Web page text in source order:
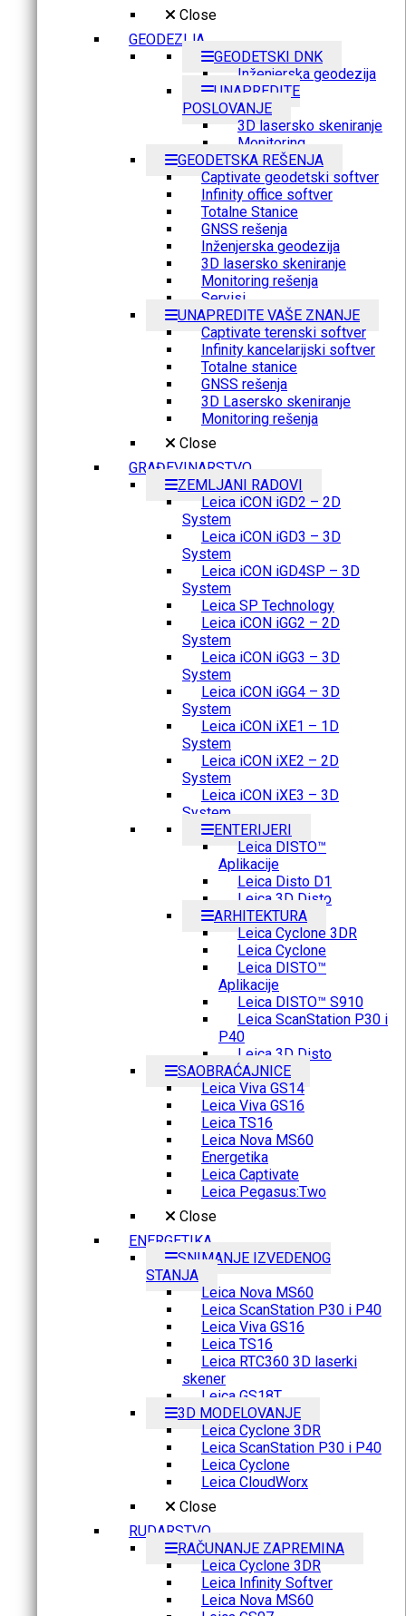
Close
GEODEZIJA
GEODETSKI DNK
Inženjerska geodezija
UNAPREDITE
POSLOVANJE
3D lasersko skeniranje
Monitoring
GEODETSKA REŠENJA
Captivate geodetski softver
Infinity office softver
Totalne Stanice
GNSS rešenja
Inženjerska geodezija
3D lasersko skeniranje
Monitoring rešenja
Servisi
UNAPREDITE VAŠE ZNANJE
Captivate terenski softver
Infinity kancelarijski softver
Totalne stanice
GNSS rešenja
3D Lasersko skeniranje
Monitoring rešenja
Close
GRAĐEVINARSTVO
ZEMLJANI RADOVI
Leica iCON iGD2 – 2D
System
Leica iCON iGD3 – 3D
System
Leica iCON iGD4SP – 3D
System
Leica SP Technology
Leica iCON iGG2 – 2D
System
Leica iCON iGG3 – 3D
System
Leica iCON iGG4 – 3D
System
Leica iCON iXE1 – 1D
System
Leica iCON iXE2 – 2D
System
Leica iCON iXE3 – 3D
System
ENTERIJERI
Leica DISTO™
Aplikacije
Leica Disto D1
Leica 3D Disto
ARHITEKTURA
Leica Cyclone 3DR
Leica Cyclone
Leica DISTO™
Aplikacije
Leica DISTO™ S910
Leica ScanStation P30 i
P40
Leica 3D Disto
SAOBRAĆAJNICE
Leica Viva GS14
Leica Viva GS16
Leica TS16
Leica Nova MS60
Energetika
Leica Captivate
Leica Pegasus:Two
Close
ENERGETIKA
SNIMANJE IZVEDENOG
STANJA
Leica Nova MS60
Leica ScanStation P30 i P40
Leica Viva GS16
Leica TS16
Leica RTC360 3D laserki
skener
Leica GS18T
3D MODELOVANJE
Leica Cyclone 3DR
Leica ScanStation P30 i P40
Leica Cyclone
Leica CloudWorx
Close
RUDARSTVO
RAČUNANJE ZAPREMINA
Leica Cyclone 3DR
Leica Infinity Softver
Leica Nova MS60